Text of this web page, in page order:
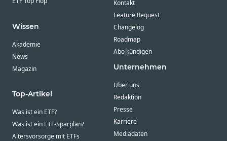
Wissen
Akademie
News
Magazin
Top-Artikel
Was ist ein ETF?
Was ist ein ETF-Sparplan?
Altersvorsorge mit ETFs
Kontakt
Feature Request
Changelog
Roadmap
Abo kündigen
Unternehmen
Über uns
Redaktion
Presse
Karriere
Mediadaten